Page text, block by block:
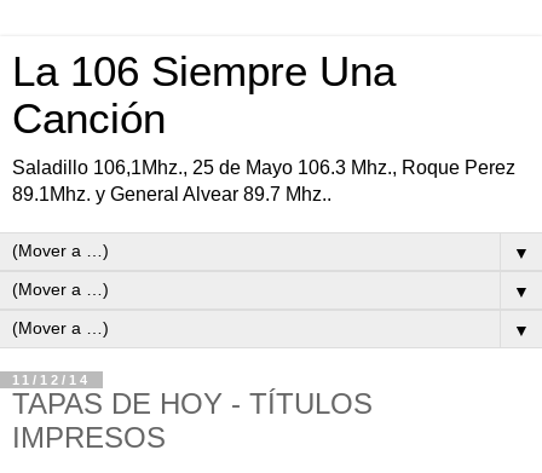
La 106 Siempre Una
Canción
Saladillo 106,1Mhz., 25 de Mayo 106.3 Mhz., Roque Perez
89.1Mhz. y General Alvear 89.7 Mhz..
▼
▼
▼
11/12/14
TAPAS DE HOY - TÍTULOS
IMPRESOS